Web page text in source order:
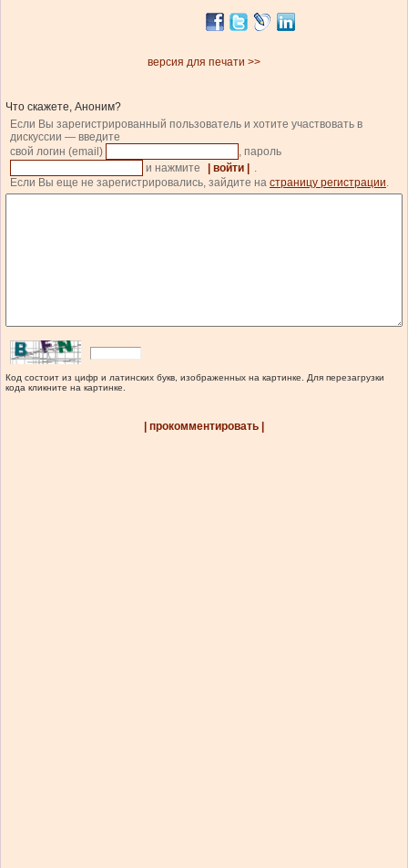
версия для печати >>
Что скажете, Аноним?
Если Вы зарегистрированный пользователь и хотите участвовать в
дискуссии — введите
свой логин (email)
, пароль
и нажмите
| войти |
.
Если Вы еще не зарегистрировались, зайдите на страницу регистрации.
Код состоит из цифр и латинских букв, изображенных на картинке. Для перезагрузки
кода кликните на картинке.
| прокомментировать |